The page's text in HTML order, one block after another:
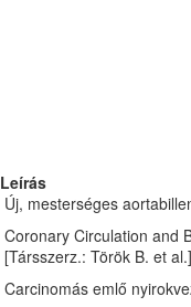
Leírás
Új, mesterséges
Coronary Circulation and
[Társszerz.: Török B. et al.]
Carcinomás emlő